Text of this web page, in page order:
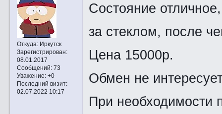
Откуда:Иркутск
Зарегистрирован:
08.01.2017
Сообщений:73
Уважение: +0
Последний визит:
02.07.2022 10:17
Состояние
за стеклом, после
Цена 15000р.
Обмен не
При необходимости